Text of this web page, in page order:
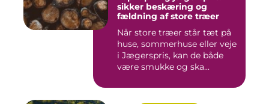
sikker beskæring og
fældning af store træer
Når store træer står tæt på
huse, sommerhuse eller veje
i Jægerspris, kan de både
være smukke og ska...